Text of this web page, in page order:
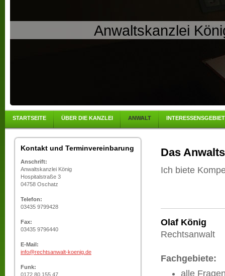
Anwaltskanzlei
STARTSEITE ÜBER DIE KANZLEI ANWALT
Kontakt und Terminvereinbarung
Anschrift:
Anwaltskanzlei König
Hospitalstraße 3
04758 Oschatz
Telefon:
03435 9799428
Fax:
03435 9796440
E-Mail:
info@rechtsanwalt-koenig.de
Funk:
0172 80 155 47
Das
Ich biete
Olaf König
Rechtsanwalt
Fachgebiete:
alle